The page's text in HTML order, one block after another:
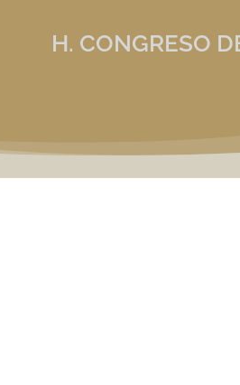
H. CONGRESO